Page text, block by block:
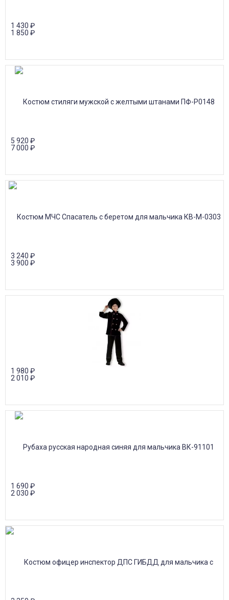
1 430 ₽
1 850 ₽
5 920 ₽
7 000 ₽
3 240 ₽
3 900 ₽
1 980 ₽
2 010 ₽
1 690 ₽
2 030 ₽